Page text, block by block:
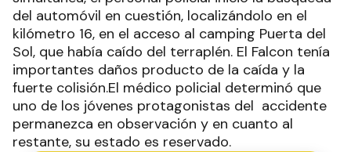
del automóvil en cuestión, localizándolo en el
kilómetro 16, en el acceso al camping Puerta del
Sol, que había caído del terraplén. El Falcon tenía
importantes daños producto de la caída y la
fuerte colisión.El médico policial determinó que
uno de los jóvenes protagonistas del accidente
permanezca en observación y en cuanto al
restante, su estado es reservado.